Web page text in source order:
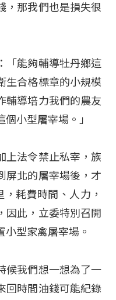
，那我們也是損失很
「能夠輔導牡丹鄉這
生合格標章的小規模
輔導培力我們的農友
小型屠宰場。」
上法令禁止私宰，族
屏北的屠宰場後，才
耗費時間、人力，
因此，立委特別召開
型家禽屠宰場。
候我們想一想為了一
回時間油錢可能紀錄